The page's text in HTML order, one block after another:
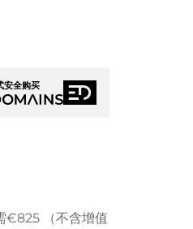
安全购买
€825
（不含增值